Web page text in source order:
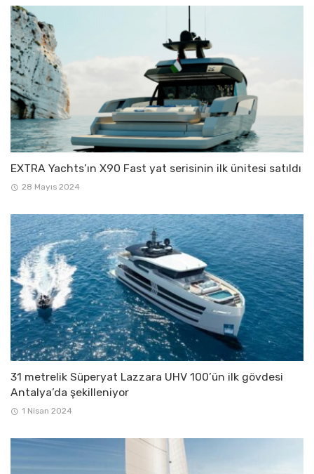
EXTRA Yachts’ın X90 Fast yat serisinin ilk ünitesi satıldı
28 Mayıs 2024
31 metrelik Süperyat Lazzara UHV 100’ün ilk gövdesi
Antalya’da şekilleniyor
1 Nisan 2024